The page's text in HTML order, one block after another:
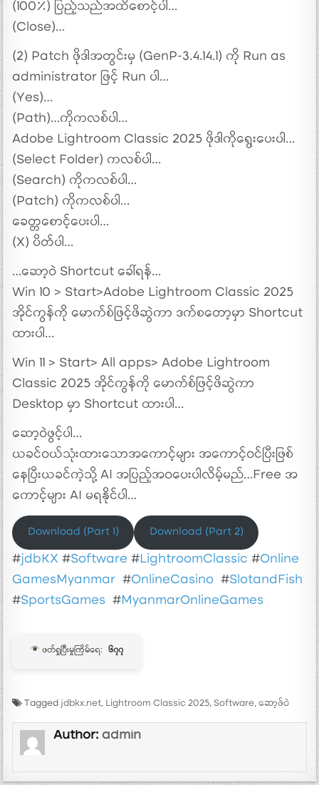
(100%) ပြည့်သည်အထိစောင့်ပါ…
(Close)…
(2) Patch ဖိုဒါအတွင်းမှ (GenP-3.4.14.1) ကို Run as
administrator ဖြင့် Run ပါ…
(Yes)…
(Path)…ကိုကလစ်ပါ…
Adobe Lightroom Classic 2025 ဖိုဒါကိုရွေးပေးပါ…
(Select Folder) ကလစ်ပါ…
(Search) ကိုကလစ်ပါ…
(Patch) ကိုကလစ်ပါ…
ခေတ္တစောင့်ပေးပါ…
(X) ပိတ်ပါ…
…ဆော့ဝဲ Shortcut ခေါ်ရန်…
Win 10 > Start>Adobe Lightroom Classic 2025
အိုင်ကွန်ကို မောက်စ်ဖြင့်ဖိဆွဲကာ ဒက်စတော့မှာ Shortcut
ထားပါ…
Win 11 > Start> All apps> Adobe Lightroom
Classic 2025 အိုင်ကွန်ကို မောက်စ်ဖြင့်ဖိဆွဲကာ
Desktop မှာ Shortcut ထားပါ…
ဆော့ဝဲဖွင့်ပါ…
ယခင်ဝယ်သုံးထားသောအကောင့်များ အကောင့်ဝင်ပြီးဖြစ်
နေပြီးယခင်ကဲ့သို့ AI အပြည့်အဝပေးပါလိမ့်မည်…Free အ
ကောင့်များ AI မရနိုင်ပါ…
Download (Part 1) Download (Part 2)
#jdbKX #Software #LightroomClassic #Online
GamesMyanmar #OnlineCasino #SlotandFish
#SportsGames #MyanmarOnlineGames
ဖတ်ရှုပြီးမှုကြိမ်ရေ: ၆၇၇
Taggedjdbkx.net, Lightroom Classic 2025, Software,ဆော့ဖ်ဝဲ
Author:admin